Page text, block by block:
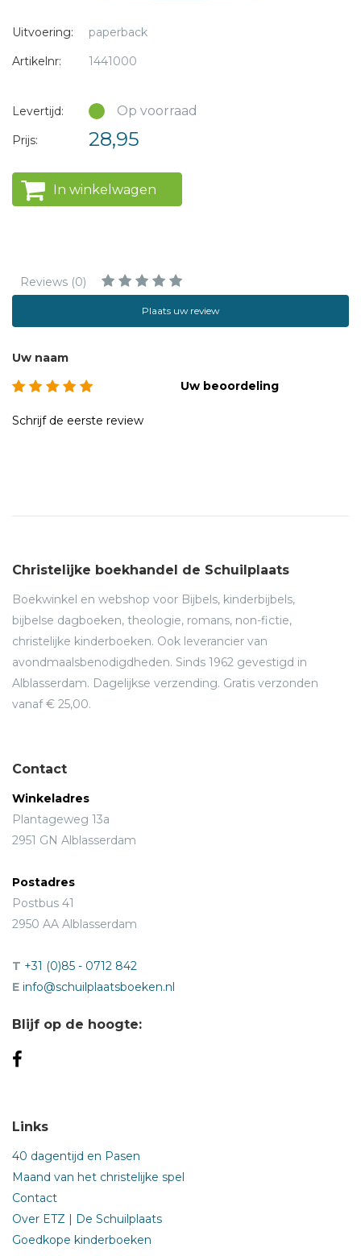
Uitvoering:
paperback
Artikelnr:
1441000
Levertijd: Op voorraad
Prijs: 28,95
In winkelwagen
Reviews (0)
Plaats uw review
Uw naam
Uw beoordeling
Schrijf de eerste review
Christelijke boekhandel de Schuilplaats
Boekwinkel en webshop voor Bijbels, kinderbijbels,
bijbelse dagboeken, theologie, romans, non-fictie,
christelijke kinderboeken. Ook leverancier van
avondmaalsbenodigdheden. Sinds 1962 gevestigd in
Alblasserdam. Dagelijkse verzending. Gratis verzonden
vanaf € 25,00.
Contact
Winkeladres
Plantageweg 13a
2951 GN Alblasserdam
Postadres
Postbus 41
2950 AA Alblasserdam
T +31 (0)85 - 0712 842
E info@schuilplaatsboeken.nl
Blijf op de hoogte:
Links
40 dagentijd en Pasen
Maand van het christelijke spel
Contact
Over ETZ | De Schuilplaats
Goedkope kinderboeken